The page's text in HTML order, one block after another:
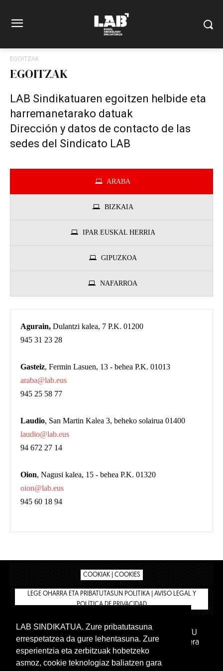
EGOITZAK
EGOITZAK
LAB Sindikatuaren egoitzen helbide eta
harremanetarako datuak
Dirección y datos de contacto de las
sedes del Sindicato LAB
ARABA
BIZKAIA
IPAR EUSKAL HERRIA
GIPUZKOA
NAFARROA
Agurain, Dulantzi kalea, 7 P.K. 01200
945 31 23 28
Gasteiz, Fermin Lasuen, 13 - behea P.K. 01013
araba@lab.eus
945 25 58 77
Laudio, San Martin Kalea 3, beheko solairua 01400
laudio@lab.eus
94 672 27 14
Oion, Nagusi kalea, 15 - behea P.K. 01320
oion@lab.eus
945 60 18 94
COOKIAK | COOKIES
LEGE OHARRA ETA PRIBATUTASUN POLITIKA | AVISO LEGAL Y
POLÍTICA DE PRIVACIDAD
IPAR HEGOA FUNDAZIOA
AFILIATU
DENDA
BARNE GUNEA 🔑 Euskara Gaztelera
LAB SINDIKATUA. Zure pribatutasuna
errespetatzea da gure lehentasuna. Zure
esperientzia eta zerbitzuak hobetzeko
asmoz, cookie teknologiaz baliatzen gara